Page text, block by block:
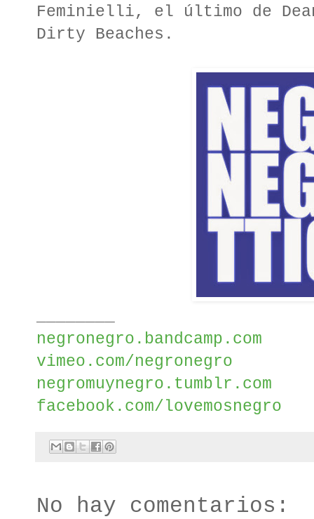
Feminielli, el último de
Dirty Beaches.
negronegro.bandcamp.com
vimeo.com/negronegro
negromuynegro.tumblr.com
facebook.com/lovemosnegro
No hay comentarios: